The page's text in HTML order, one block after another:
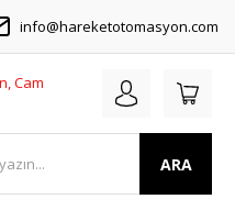
info@hareketotomasyon.com
ARA